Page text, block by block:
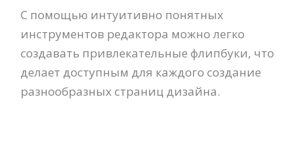
С помощью интуитивно понятных
инструментов редактора можно легко
создавать привлекательные флипбуки, что
делает доступным для каждого создание
разнообразных страниц дизайна.